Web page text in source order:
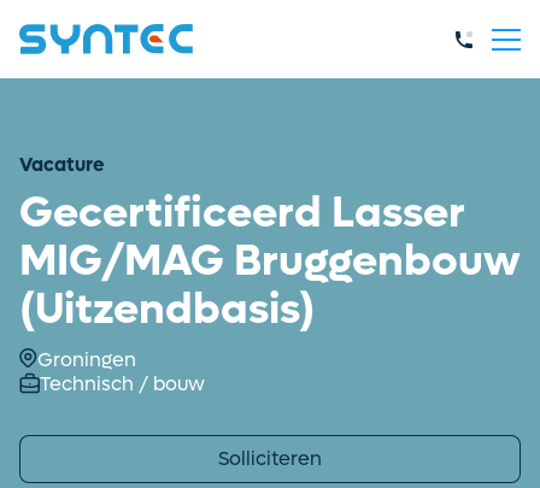
Vacature
Gecertificeerd Lasser
MIG/MAG Bruggenbouw
(Uitzendbasis)
Groningen
Technisch / bouw
Solliciteren